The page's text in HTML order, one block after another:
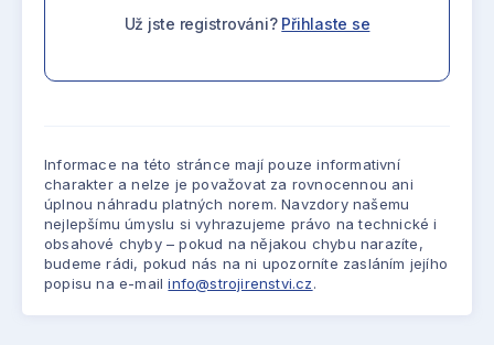
Už jste registrováni? Přihlaste se
Informace na této stránce mají pouze informativní
charakter a nelze je považovat za rovnocennou ani
úplnou náhradu platných norem. Navzdory našemu
nejlepšímu úmyslu si vyhrazujeme právo na technické i
obsahové chyby – pokud na nějakou chybu narazíte,
budeme rádi, pokud nás na ni upozorníte zasláním jejího
popisu na e-mailinfo@strojirenstvi.cz.